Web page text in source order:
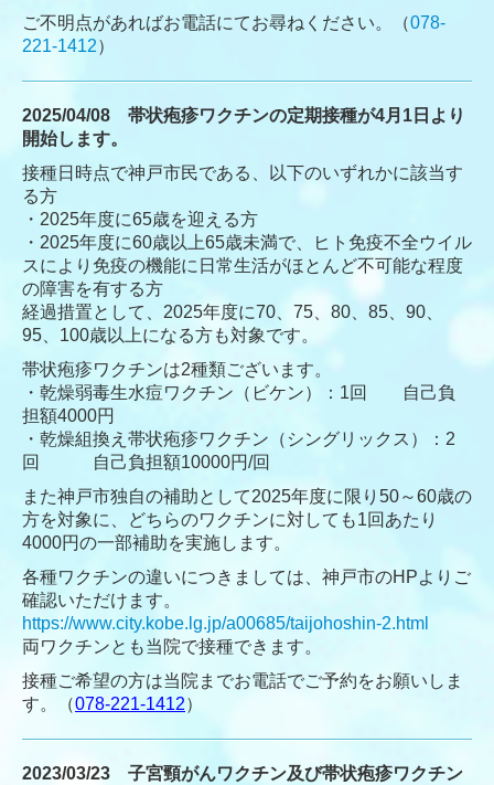
ご不明点があればお電話にてお尋ねください。（078-
221-1412）
2025/04/08 帯状疱疹ワクチンの定期接種が4月1日より
開始します。
接種日時点で神戸市民である、以下のいずれかに該当す
る方
・2025年度に65歳を迎える方
・2025年度に60歳以上65歳未満で、ヒト免疫不全ウイル
スにより免疫の機能に日常生活がほとんど不可能な程度
の障害を有する方
経過措置として、2025年度に70、75、80、85、90、
95、100歳以上になる方も対象です。
帯状疱疹ワクチンは2種類ございます。
・乾燥弱毒生水痘ワクチン（ビケン）：1回 自己負
担額4000円
・乾燥組換え帯状疱疹ワクチン（シングリックス）：2
回 自己負担額10000円/回
また神戸市独自の補助として2025年度に限り50～60歳の
方を対象に、どちらのワクチンに対しても1回あたり
4000円の一部補助を実施します。
各種ワクチンの違いにつきましては、神戸市のHPよりご
確認いただけます。
https://www.city.kobe.lg.jp/a00685/taijohoshin-2.html
両ワクチンとも当院で接種できます。
接種ご希望の方は当院までお電話でご予約をお願いしま
す。
（078-221-1412）
2023/03/23 子宮頸がんワクチン及び帯状疱疹ワクチン